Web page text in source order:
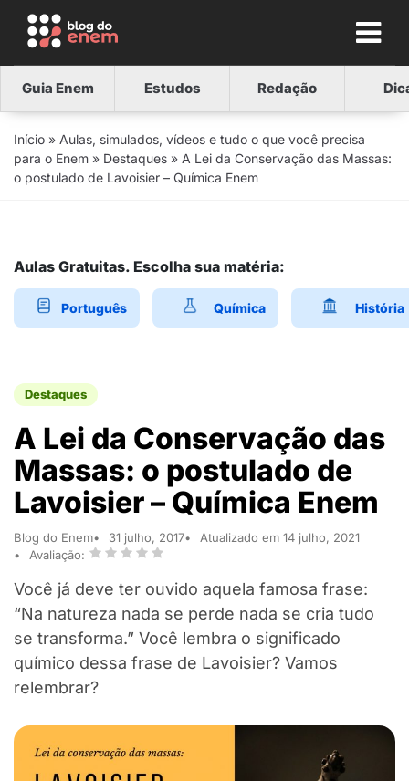
Guia Enem Estudos Redação
Início » Aulas, simulados, vídeos e tudo o que você precisa
para o Enem » Destaques » A Lei da Conservação das Massas:
o postulado de Lavoisier – Química Enem
Aulas Gratuitas. Escolha sua matéria:
Português Química História
Destaques
A Lei da Conservação das
Massas: o postulado de
Lavoisier – Química Enem
Blog do Enem 31 julho, 2017
Atualizado em 14 julho, 2021
Avaliação:
Você já deve ter ouvido aquela famosa frase:
“Na natureza nada se perde nada se cria tudo
se transforma.” Você lembra o significado
químico dessa frase de Lavoisier? Vamos
relembrar?